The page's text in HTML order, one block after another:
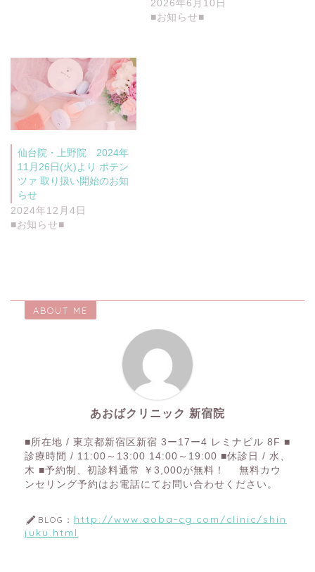
2026年6月10日
■お知らせ■
仙台院・上野院 2024年
11月26日(火)より ポテン
ツァ 取り扱い開始のお知
らせ
2024年12月4日
■お知らせ■
ABOUT ME
あおばクリニック 新宿院
■所在地 / 東京都新宿区新宿 3ー17ー4 レミナビル 8F ■
診療時間 / 11:00～13:00 14:00～19:00 ■休診日 / 水、
木 ■予約制、初診料通常 ￥3,000が無料！ 無料カウ
ンセリング予約はお電話にてお問い合わせください。
BLOG： http://www.aoba-cg.com/clinic/shin
juku.html